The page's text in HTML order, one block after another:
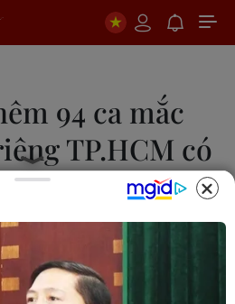
94 ca mắc
TP.HCM có
trong nước tại TP.HCM